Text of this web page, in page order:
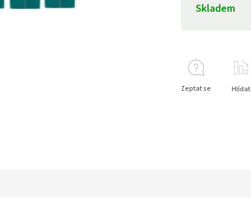
Skladem
Zeptat se Hlídat